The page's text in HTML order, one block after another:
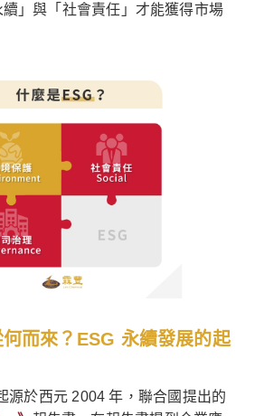
」與「社會責任」才能獲得市場
何而來？ESG 永續發展的起
源於西元 2004 年，聯合國提出的